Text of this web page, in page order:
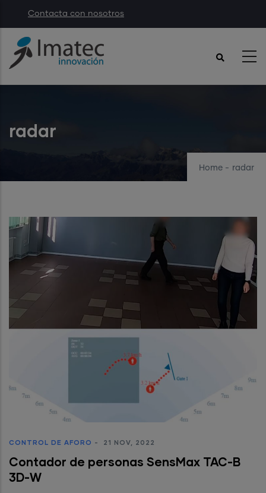
to
main
content
Contacta con nosotros
radar
Home - radar
CONTROL DE AFORO - 21 NOV, 2022
Contador de personas SensMax TAC-B
3D-W